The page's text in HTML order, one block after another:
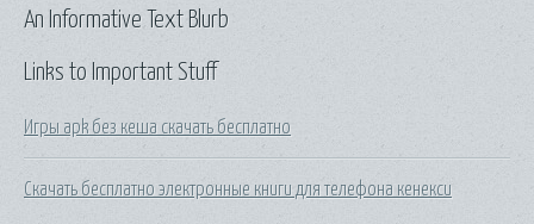
Links to Important Stuff
Игры apk без кеша скачать бесплатно
Скачать бесплатно электронные книги для телефона кенекси
An Informative Text Blurb